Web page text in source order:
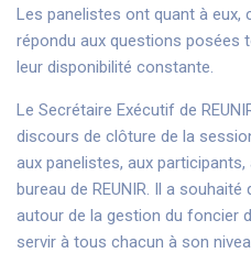
Les panelistes ont quant à eux,
répondu aux questions posées
leur disponibilité constante.
Le Secrétaire Exécutif de
discours de clôture de la
aux panelistes, aux participants,
bureau de REUNIR. Il a
autour de la gestion du foncier
servir à tous chacun à son